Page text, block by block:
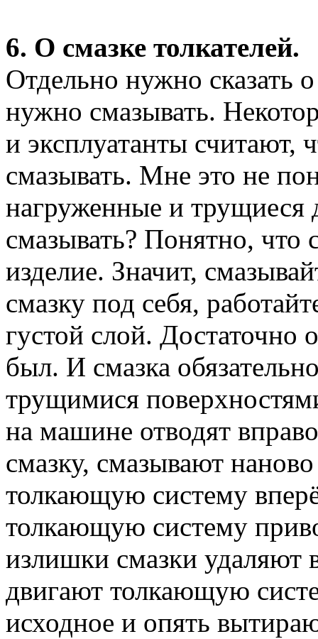
6. О смазке толкателей.
Отдельно нужно сказать
нужно смазывать.
и эксплуатанты считают,
смазывать. Мне это не
нагруженные и
смазывать? Понятно, что
изделие. Значит,
смазку под себя,
густой слой. Достаточно
был. И смазка
трущимися
на машине отводят
смазку, смазывают
толкающую систему
толкающую систему
излишки смазки удаляют
двигают толкающую
исходное и опять